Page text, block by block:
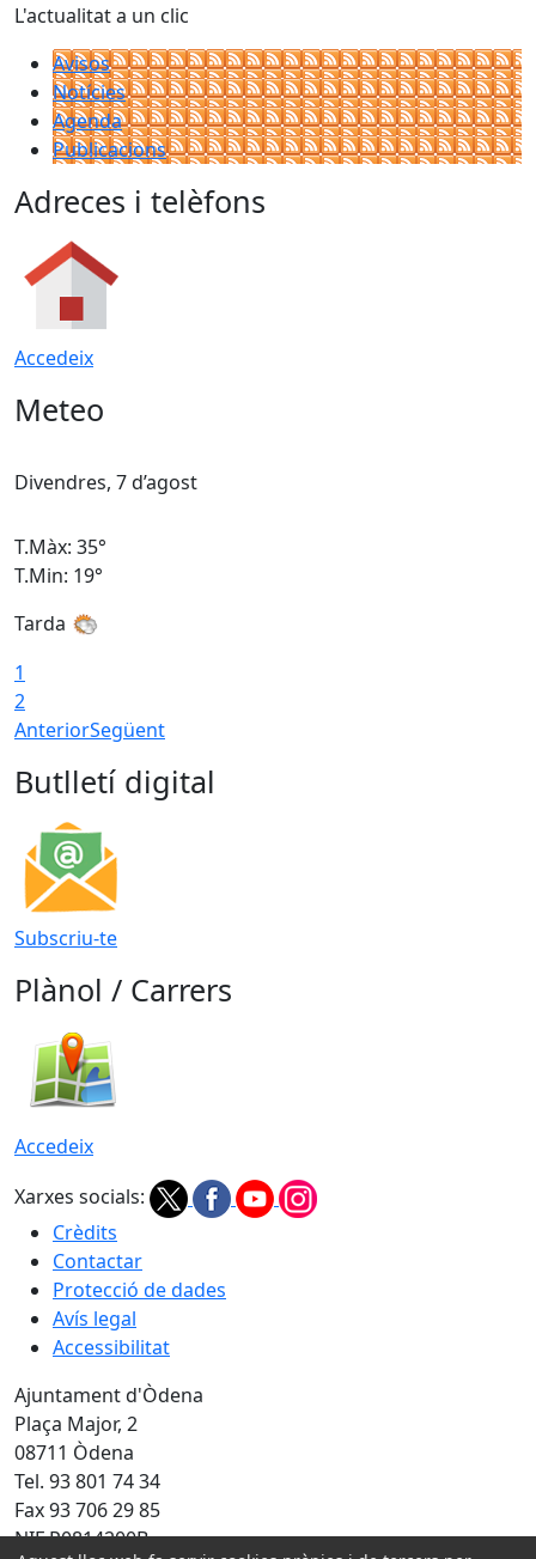
L'actualitat a un clic
Avisos
Notícies
Agenda
Publicacions
Adreces i telèfons
Accedeix
Meteo
Divendres, 7 d’agost
T.Màx: 35°
T.Min: 19°
Tarda
1
2
AnteriorSegüent
Butlletí digital
Subscriu-te
Plànol / Carrers
Accedeix
Xarxes socials:
Crèdits
Contactar
Protecció de dades
Avís legal
Accessibilitat
Ajuntament d'Òdena
Plaça Major, 2
08711 Òdena
Tel. 93 801 74 34
Fax 93 706 29 85
NIF P0814200B